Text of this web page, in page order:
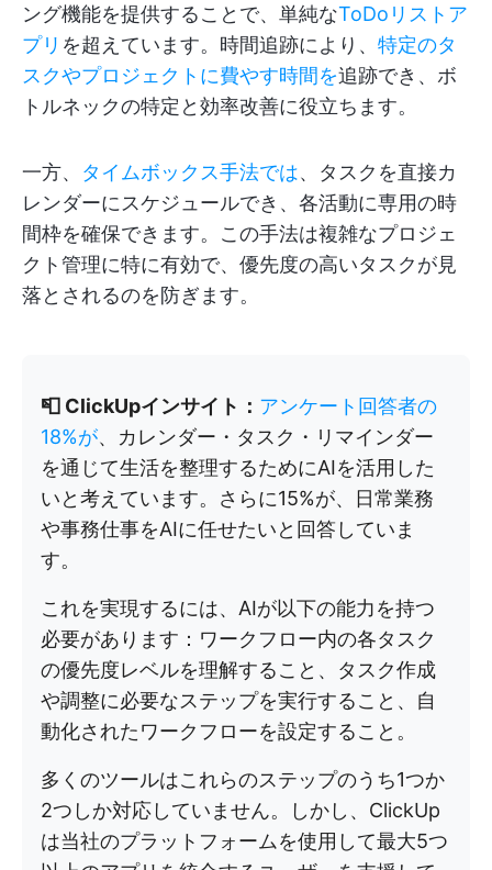
ング機能を提供することで、単純なToDoリストア
プリ を超えています。時間追跡により、 特定のタ
スクやプロジェクトに費やす時間を追跡でき、ボ
トルネックの特定と効率改善に役立ちます。
一方、 タイムボックス手法では、タスクを直接カ
レンダーにスケジュールでき、各活動に専用の時
間枠を確保できます。この手法は複雑なプロジェ
クト管理に特に有効で、優先度の高いタスクが見
落とされるのを防ぎます。
📮 ClickUpインサイト： アンケート回答者の
18%が、カレンダー・タスク・リマインダー
を通じて生活を整理するためにAIを活用した
いと考えています。さらに15%が、日常業務
や事務仕事をAIに任せたいと回答していま
す。
これを実現するには、AIが以下の能力を持つ
必要があります：ワークフロー内の各タスク
の優先度レベルを理解すること、タスク作成
や調整に必要なステップを実行すること、自
動化されたワークフローを設定すること。
多くのツールはこれらのステップのうち1つか
2つしか対応していません。しかし、ClickUp
は当社のプラットフォームを使用して最大5つ